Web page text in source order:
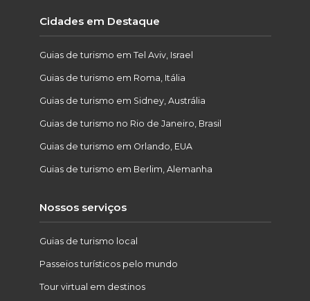
Cidades em Destaque
Guias de turismo em Tel Aviv, Israel
Guias de turismo em Roma, Itália
Guias de turismo em Sidney, Austrália
Guias de turismo no Rio de Janeiro, Brasil
Guias de turismo em Orlando, EUA
Guias de turismo em Berlim, Alemanha
Nossos serviços
Guias de turismo local
Passeios turísticos pelo mundo
Tour virtual em destinos